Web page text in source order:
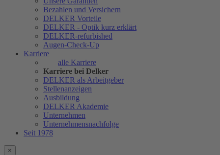
Bezahlen und Versichern
DELKER Vorteile
DELKER - Optik kurz erklärt
DELKER-refurbished
Augen-Check-Up
Karriere
alle Karriere
Karriere bei Delker
DELKER als Arbeitgeber
Stellenanzeigen
Ausbildung
DELKER Akademie
Unternehmen
Unternehmensnachfolge
Seit 1978
×